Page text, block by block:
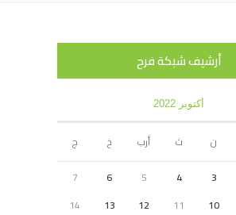
أرشيف شبكة فرح
أكتوبر 2022
ن ث أرب خ
ج
3
4
5
6
7
10
11
12
13
14